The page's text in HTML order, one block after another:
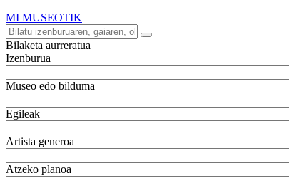
MI MUSEOTIK
Bilaketa aurreratua
Izenburua
Museo edo bilduma
Egileak
Artista generoa
Atzeko planoa